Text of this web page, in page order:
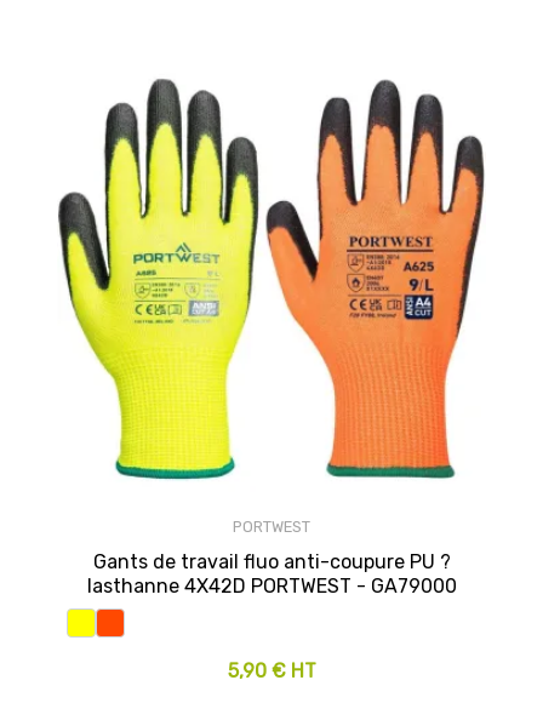
PORTWEST
Gants de travail fluo anti-coupure PU ?
lasthanne 4X42D PORTWEST - GA79000
5,90 € HT